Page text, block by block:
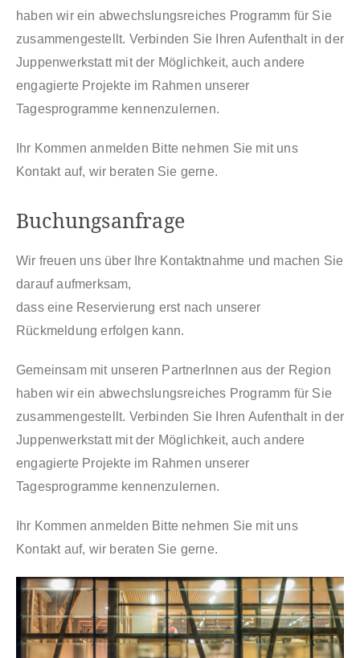
haben wir ein abwechslungsreiches Programm für Sie
zusammengestellt. Verbinden Sie Ihren Aufenthalt in der
Juppenwerkstatt mit der Möglichkeit, auch andere
engagierte Projekte im Rahmen unserer
Tagesprogramme kennenzulernen.
Ihr Kommen anmelden Bitte nehmen Sie mit uns
Kontakt auf, wir beraten Sie gerne.
Buchungsanfrage
Wir freuen uns über Ihre Kontaktnahme und machen Sie
darauf aufmerksam,
dass eine Reservierung erst nach unserer
Rückmeldung erfolgen kann.
Gemeinsam mit unseren PartnerInnen aus der Region
haben wir ein abwechslungsreiches Programm für Sie
zusammengestellt. Verbinden Sie Ihren Aufenthalt in der
Juppenwerkstatt mit der Möglichkeit, auch andere
engagierte Projekte im Rahmen unserer
Tagesprogramme kennenzulernen.
Ihr Kommen anmelden Bitte nehmen Sie mit uns
Kontakt auf, wir beraten Sie gerne.